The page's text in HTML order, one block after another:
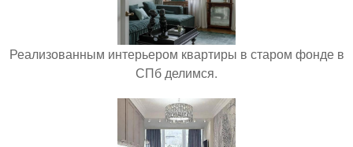
Реализованным интерьером квартиры в старом фонде в
СПб делимся.